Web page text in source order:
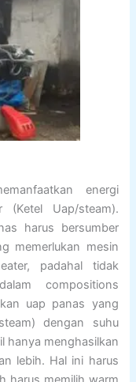
energi
(Ketel Uap/steam).
harus bersumber
memerlukan mesin
padahal tidak
compositions
uap panas yang
dengan suhu
hanya menghasilkan
lebih. Hal ini harus